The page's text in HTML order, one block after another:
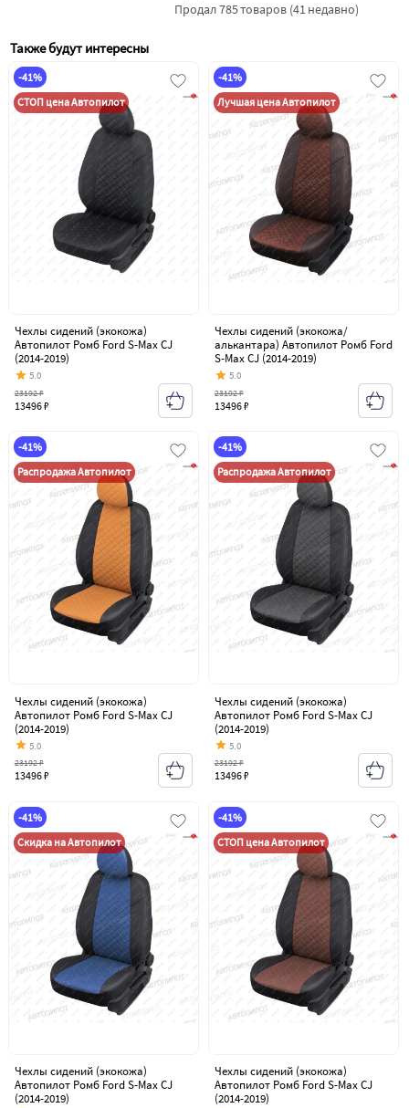
Продал 785 товаров (41 недавно)
Также будут интересны
-41%
СТОП цена Автопилот
Чехлы сидений (экокожа)
Автопилот Ромб Ford S-Max CJ
(2014-2019)
5.0
13496 ₽
23192 ₽
-41%
Лучшая цена Автопилот
Чехлы сидений (экокожа/
алькантара) Автопилот Ромб Ford
S-Max CJ (2014-2019)
5.0
13496 ₽
23192 ₽
-41%
Распродажа Автопилот
Чехлы сидений (экокожа)
Автопилот Ромб Ford S-Max CJ
(2014-2019)
5.0
13496 ₽
23192 ₽
-41%
Распродажа Автопилот
Чехлы сидений (экокожа)
Автопилот Ромб Ford S-Max CJ
(2014-2019)
5.0
13496 ₽
23192 ₽
-41%
Скидка на Автопилот
Чехлы сидений (экокожа)
Автопилот Ромб Ford S-Max CJ
(2014-2019)
-41%
СТОП цена Автопилот
Чехлы сидений (экокожа)
Автопилот Ромб Ford S-Max CJ
(2014-2019)